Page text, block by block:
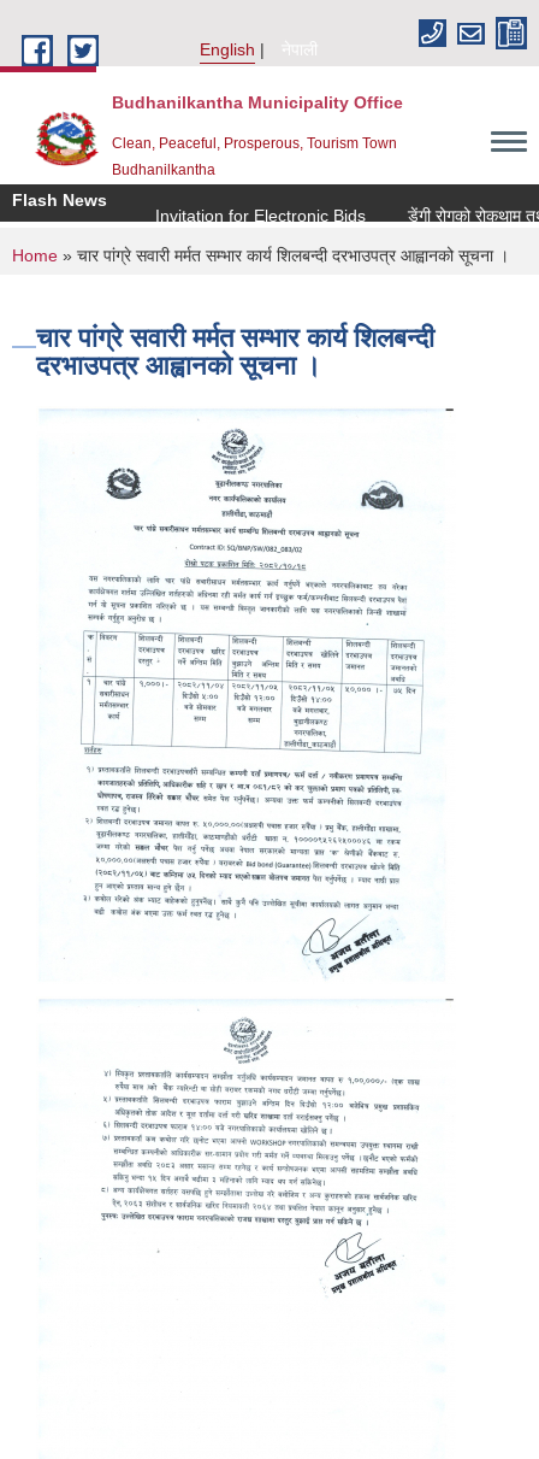
English
नेपाली
Budhanilkantha Municipality Office
Clean, Peaceful, Prosperous, Tourism Town
Budhanilkantha
Flash News
Invitation for Electronic Bids
डेंगी रोगको रोकथाम
You are here
Home » चार पांग्रे सवारी मर्मत सम्भार कार्य शिलबन्दी दरभाउपत्र आह्वानको सूचना ।
चार पांग्रे सवारी मर्मत सम्भार कार्य शिलबन्दी
दरभाउपत्र आह्वानको सूचना ।